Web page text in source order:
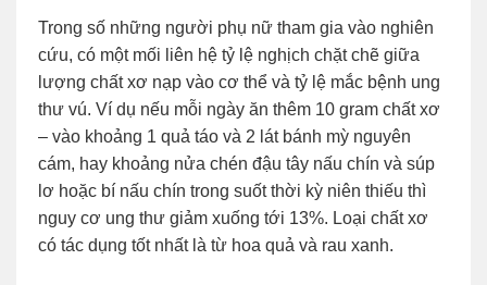
Trong số những người phụ nữ tham gia vào nghiên
cứu, có một mối liên hệ tỷ lệ nghịch chặt chẽ giữa
lượng chất xơ nạp vào cơ thể và tỷ lệ mắc bệnh ung
thư vú. Ví dụ nếu mỗi ngày ăn thêm 10 gram chất xơ
– vào khoảng 1 quả táo và 2 lát bánh mỳ nguyên
cám, hay khoảng nửa chén đậu tây nấu chín và súp
lơ hoặc bí nấu chín trong suốt thời kỳ niên thiếu thì
nguy cơ ung thư giảm xuống tới 13%. Loại chất xơ
có tác dụng tốt nhất là từ hoa quả và rau xanh.